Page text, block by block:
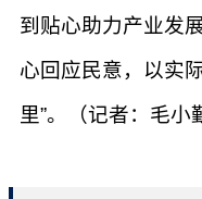
到贴心助力产业发
心回应民意，以实
里”。（记者：毛小